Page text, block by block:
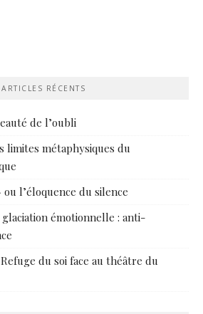
ARTICLES RÉCENTS
de l’oubli
limites métaphysiques du
l’éloquence du silence
émotionnelle : anti-
du soi face au théâtre du